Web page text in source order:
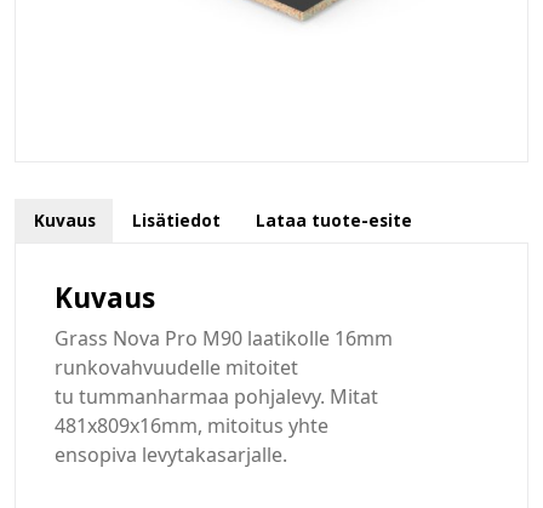
Kuvaus Lisätiedot Lataa tuote-esite
Kuvaus
Grass Nova Pro M90 laatikolle 16mm
runkovahvuudelle mitoitet
tu tummanharmaa pohjalevy. Mitat
481x809x16mm, mitoitus yhte
ensopiva levytakasarjalle.